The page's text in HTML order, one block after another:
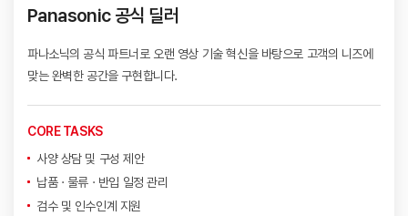
Panasonic 공식 딜러
파나소닉의 공식 파트너로 오랜 영상 기술 혁신을 바탕으로 고객의 니즈에
맞는 완벽한 공간을 구현합니다.
CORE TASKS
사양 상담 및 구성 제안
납품 · 물류 · 반입 일정 관리
검수 및 인수인계 지원